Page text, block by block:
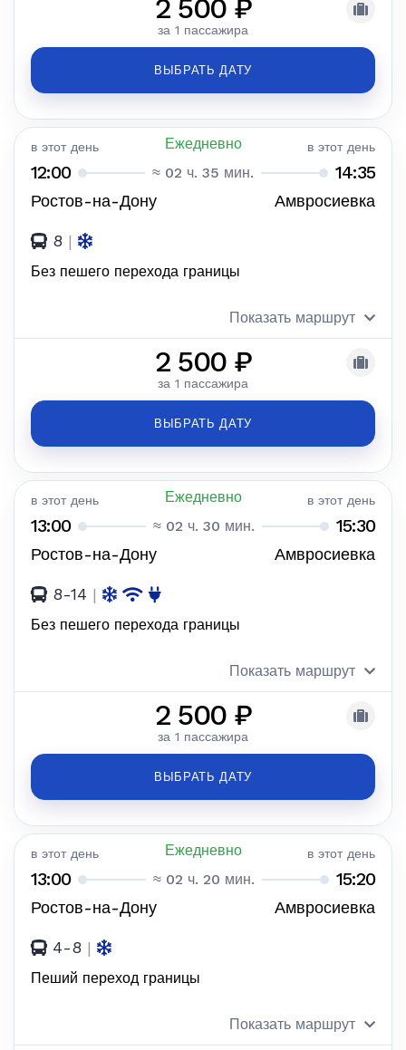
2 500 ₽
за 1 пассажира
ВЫБРАТЬ ДАТУ
в этот день Ежедневно в этот день
12:00 ≈ 02 ч. 35 мин. 14:35
Ростов-на-Дону Амвросиевка
8 |
Без пешего перехода границы
Показать маршрут
2 500 ₽
за 1 пассажира
ВЫБРАТЬ ДАТУ
в этот день Ежедневно в этот день
13:00 ≈ 02 ч. 30 мин. 15:30
Ростов-на-Дону Амвросиевка
8-14 |
Без пешего перехода границы
Показать маршрут
2 500 ₽
за 1 пассажира
ВЫБРАТЬ ДАТУ
в этот день Ежедневно в этот день
13:00 ≈ 02 ч. 20 мин. 15:20
Ростов-на-Дону Амвросиевка
4-8 |
Пеший переход границы
Показать маршрут